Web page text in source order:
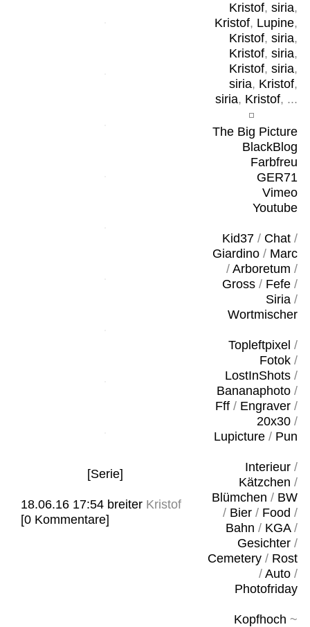
Kristof, siria,
Kristof, Lupine,
Kristof, siria,
Kristof, siria,
Kristof, siria,
siria, Kristof,
siria, Kristof, ...
The Big Picture
BlackBlog
Farbfreu
GER71
Vimeo
Youtube
Kid37/ Chat/
Giardino/ Marc
/ Arboretum /
Gross/ Fefe/
Siria/
Wortmischer
Topleftpixel /
Fotok/
LostInShots/
Bananaphoto/
Fff/ Engraver/
20x30/
Lupicture/ Pun
Interieur/
Kätzchen /
Blümchen / BW
/ Bier/ Food /
Bahn / KGA/
Gesichter/
Cemetery/ Rost
/ Auto/
Photofriday
Kopfhoch ~
[Serie]
18.06.16 17:54 breiter Kristof
[0 Kommentare]